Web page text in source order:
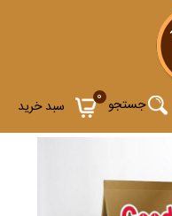
0 سبد خرید جستجو